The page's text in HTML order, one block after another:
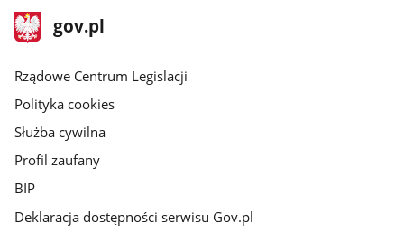
stopka
gov.plStrona
gov.pl
Rządowe Centrum Legislacji
Polityka cookies
Służba cywilna
Profil zaufany
BIP
Deklaracja dostępności serwisu Gov.pl